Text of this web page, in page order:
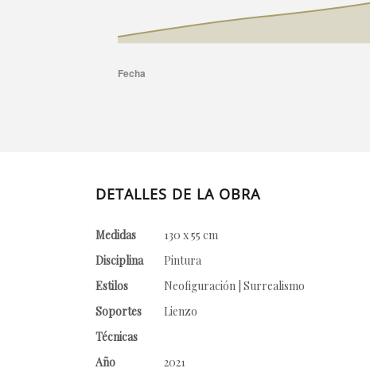
DETALLES DE LA OBRA
Medidas
130 x 55 cm
Disciplina
Pintura
Estilos
Neofiguración | Surrealismo
Soportes
Lienzo
Técnicas
Año
2021